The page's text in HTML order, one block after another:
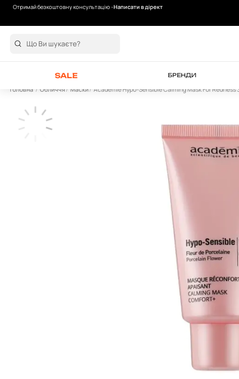
Отримай безкоштовну консультацію -Написати в дірект
Безкоштовна доставка від 2000 грн
SALE БРЕНДИ
Головна Обличчя Маски Academie Hypo-Sensible Calming Mask For